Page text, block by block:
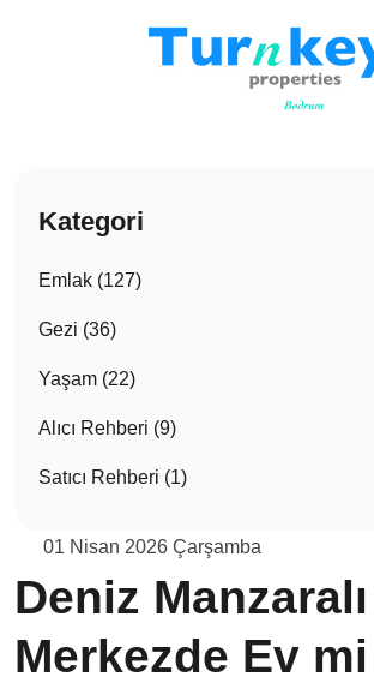
Kategori
Emlak (127)
Gezi (36)
Yaşam (22)
Alıcı Rehberi (9)
Satıcı Rehberi (1)
01 Nisan 2026 Çarşamba
Deniz
Merkezde Ev